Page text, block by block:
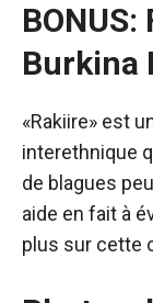
Burkina
«Rakiire» est
interethnique
de blagues
aide en fait à
plus sur cette